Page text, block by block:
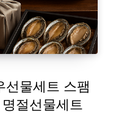
선물세트 스팸
절선물세트